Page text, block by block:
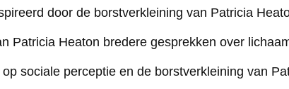
door de borstverkleining van Patricia
Patricia Heaton bredere gesprekken over
sociale perceptie en de borstverkleining van